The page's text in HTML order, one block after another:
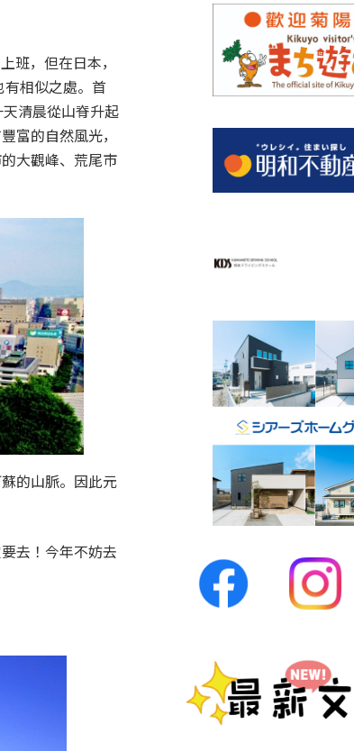
班，但在日本，
有相似之處。首
清晨從山脊升起
富的自然風光，
大觀峰、荒尾市
的山脈。因此元
去！今年不妨去